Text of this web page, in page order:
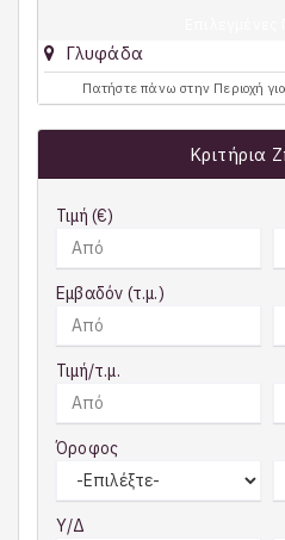
Γλυφάδα
Πατήστε πάνω στην Περιοχή
Κριτήρια
Τιμή (€)
Εμβαδόν (τ.μ.)
Τιμή/τ.μ.
Όροφος
Υ/Δ